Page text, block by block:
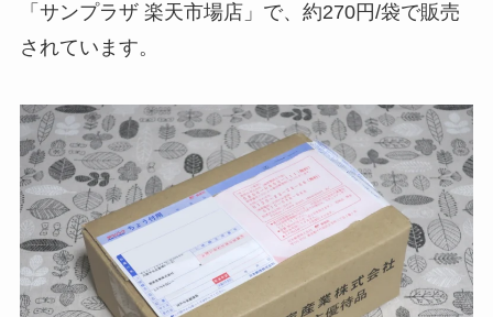
「サンプラザ 楽天市場店」で、約270円/袋で販売
されています。